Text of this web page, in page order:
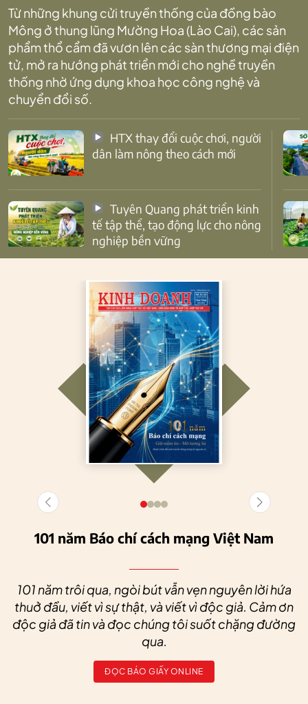
Từ những khung cửi truyền thống của đồng bào
Mông ở thung lũng Mường Hoa (Lào Cai), các sản
phẩm thổ cẩm đã vươn lên các sàn thương mại điện
tử, mở ra hướng phát triển mới cho nghề truyền
thống nhờ ứng dụng khoa học công nghệ và
chuyển đổi số.
dân làm nông theo cách mới
tế tập thể, tạo động lực cho nông
nghiệp bền vững
101 năm Báo chí cách mạng Việt Nam
101 năm trôi qua, ngòi bút vẫn vẹn nguyên lời hứa
thuở đầu, viết vì sự thật, và viết vì độc giả. Cảm ơn
độc giả đã tin và đọc chúng tôi suốt chặng đường
qua.
ĐỌC BÁO GIẤY ONLINE